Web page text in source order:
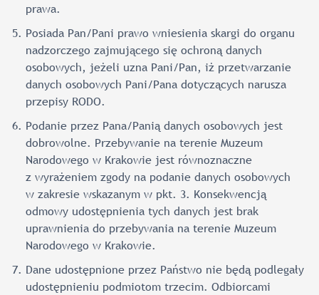
prawa.
Posiada Pan/Pani prawo wniesienia skargi do organu
nadzorczego zajmującego się ochroną danych
osobowych, jeżeli uzna Pani/Pan, iż przetwarzanie
danych osobowych Pani/Pana dotyczących narusza
przepisy RODO.
Podanie przez Pana/Panią danych osobowych jest
dobrowolne. Przebywanie na terenie Muzeum
Narodowego w Krakowie jest równoznaczne
z wyrażeniem zgody na podanie danych osobowych
w zakresie wskazanym w pkt. 3. Konsekwencją
odmowy udostępnienia tych danych jest brak
uprawnienia do przebywania na terenie Muzeum
Narodowego w Krakowie.
Dane udostępnione przez Państwo nie będą podlegały
udostępnieniu podmiotom trzecim. Odbiorcami